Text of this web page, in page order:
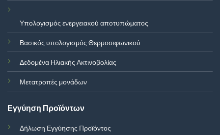
Υπολογισμός ενεργειακού αποτυπώματος
Βασικός υπολογισμός Θερμοσιφωνικού
Δεδομένα Ηλιακής Ακτινοβολίας
Μετατροπές μονάδων
Εγγύηση Προϊόντων
Δήλωση Εγγύησης Προϊόντος